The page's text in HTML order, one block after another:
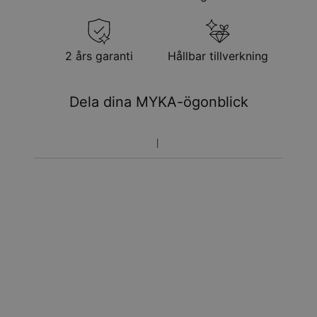
2 års garanti Hållbar tillverkning
Dela dina MYKA-ögonblick